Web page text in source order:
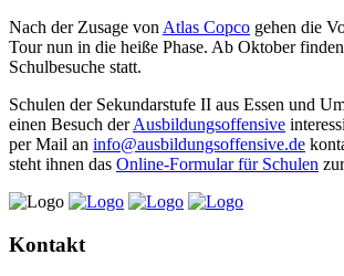
Nach der Zusage von Atlas Copco gehen die
Tour nun in die heiße Phase. Ab Oktober
Schulbesuche statt.
Schulen der Sekundarstufe II aus Essen und
einen Besuch derAusbildungsoffensive
per Mail an info@ausbildungsoffensive.de
steht ihnen das Online-Formular für Schulen
Kontakt